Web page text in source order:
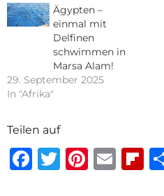
Ägypten –
einmal mit
Delfinen
schwimmen in
Marsa Alam!
29. September 2025
In "Afrika"
Teilen auf
Facebook
Twitter